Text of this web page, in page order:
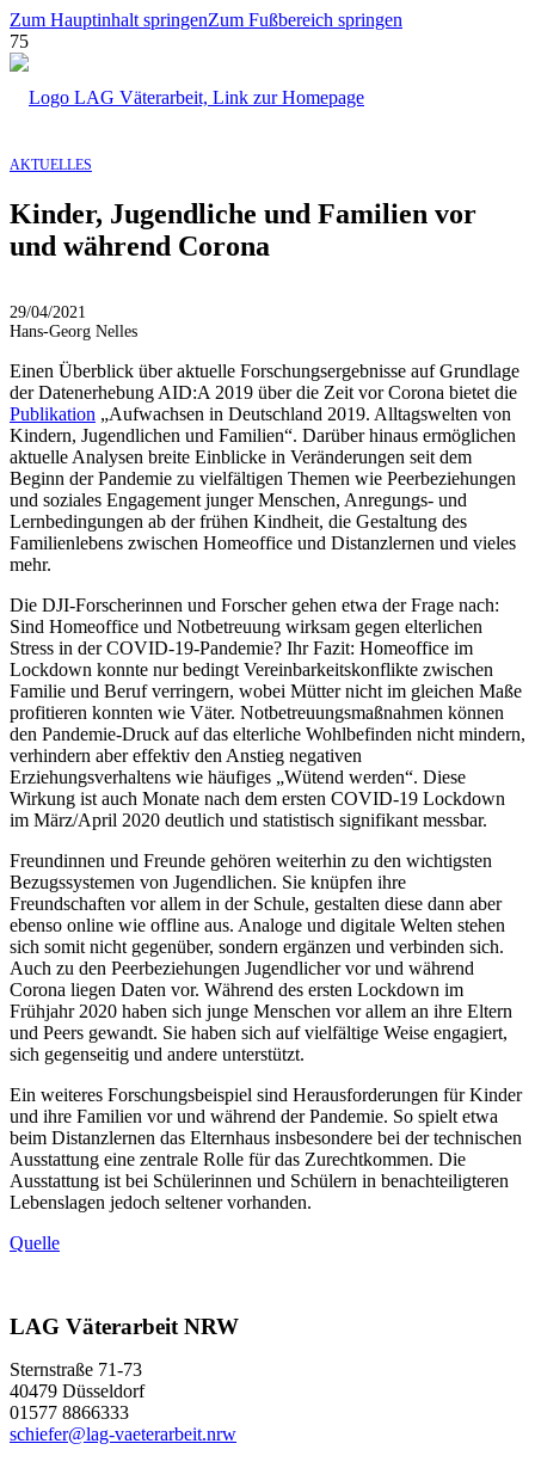
Zum Hauptinhalt springenZum Fußbereich springen
AKTUELLES
Kinder, Jugendliche und Familien vor
und während Corona
29/04/2021
Hans-Georg Nelles
Einen Überblick über aktuelle Forschungsergebnisse auf Grundlage
der Datenerhebung AID:A 2019 über die Zeit vor Corona bietet die
Publikation „Aufwachsen in Deutschland 2019. Alltagswelten von
Kindern, Jugendlichen und Familien“. Darüber hinaus ermöglichen
aktuelle Analysen breite Einblicke in Veränderungen seit dem
Beginn der Pandemie zu vielfältigen Themen wie Peerbeziehungen
und soziales Engagement junger Menschen, Anregungs- und
Lernbedingungen ab der frühen Kindheit, die Gestaltung des
Familienlebens zwischen Homeoffice und Distanzlernen und vieles
mehr.
Die DJI-Forscherinnen und Forscher gehen etwa der Frage nach:
Sind Homeoffice und Notbetreuung wirksam gegen elterlichen
Stress in der COVID-19-Pandemie? Ihr Fazit: Homeoffice im
Lockdown konnte nur bedingt Vereinbarkeitskonflikte zwischen
Familie und Beruf verringern, wobei Mütter nicht im gleichen Maße
profitieren konnten wie Väter. Notbetreuungsmaßnahmen können
den Pandemie-Druck auf das elterliche Wohlbefinden nicht mindern,
verhindern aber effektiv den Anstieg negativen
Erziehungsverhaltens wie häufiges „Wütend werden“. Diese
Wirkung ist auch Monate nach dem ersten COVID-19 Lockdown
im März/April 2020 deutlich und statistisch signifikant messbar.
Freundinnen und Freunde gehören weiterhin zu den wichtigsten
Bezugssystemen von Jugendlichen. Sie knüpfen ihre
Freundschaften vor allem in der Schule, gestalten diese dann aber
ebenso online wie offline aus. Analoge und digitale Welten stehen
sich somit nicht gegenüber, sondern ergänzen und verbinden sich.
Auch zu den Peerbeziehungen Jugendlicher vor und während
Corona liegen Daten vor. Während des ersten Lockdown im
Frühjahr 2020 haben sich junge Menschen vor allem an ihre Eltern
und Peers gewandt. Sie haben sich auf vielfältige Weise engagiert,
sich gegenseitig und andere unterstützt.
Ein weiteres Forschungsbeispiel sind Herausforderungen für Kinder
und ihre Familien vor und während der Pandemie. So spielt etwa
beim Distanzlernen das Elternhaus insbesondere bei der technischen
Ausstattung eine zentrale Rolle für das Zurechtkommen. Die
Ausstattung ist bei Schülerinnen und Schülern in benachteiligteren
Lebenslagen jedoch seltener vorhanden.
Quelle
LAG Väterarbeit NRW
Sternstraße 71-73
40479 Düsseldorf
01577 8866333
schiefer@lag-vaeterarbeit.nrw